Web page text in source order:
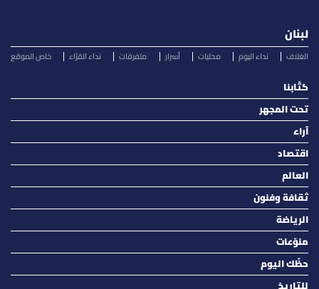
لبنان
الغلاف نداء اليوم محليات أسرار متفرقات نداء القرّاء خاص الموقع
كتّابنا
تحت المجهر
آراء
اقتصاد
العالم
ثقافة وفنون
الرياضة
منوّعات
حظّك اليوم
للتاريخ